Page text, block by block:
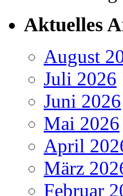
Aktuelles
August
Juli 2026
Juni 2026
Mai 2026
April
März
Februar